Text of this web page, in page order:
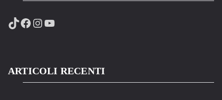
TikTok
Facebook
Instagram
YouTube
ARTICOLI RECENTI